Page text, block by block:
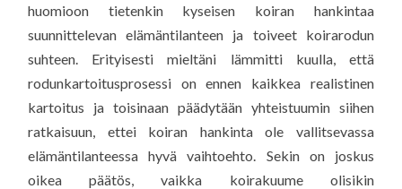
huomioon tietenkin kyseisen koiran hankintaa
suunnittelevan elämäntilanteen ja toiveet koirarodun
suhteen. Erityisesti mieltäni lämmitti kuulla, että
rodunkartoitusprosessi on ennen kaikkea realistinen
kartoitus ja toisinaan päädytään yhteistuumin siihen
ratkaisuun, ettei koiran hankinta ole vallitsevassa
elämäntilanteessa hyvä vaihtoehto. Sekin on joskus
oikea päätös, vaikka koirakuume olisikin